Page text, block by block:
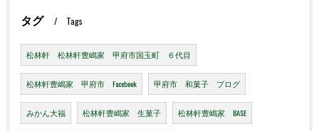
タグ Tags
松林軒 松林軒豊嶋家 甲府市国玉町 ６代目
松林軒豊嶋家 甲府市 Facebook 甲府市 和菓子 ブログ
みかん大福 松林軒豊嶋家 生菓子 松林軒豊嶋家 BASE